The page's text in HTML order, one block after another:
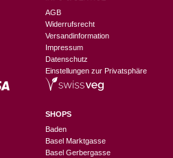
AGB
Widerrufsrecht
Versandinformation
Impressum
Datenschutz
Einstellungen zur Privatsphäre
SHOPS
Baden
Basel Marktgasse
Basel Gerbergasse